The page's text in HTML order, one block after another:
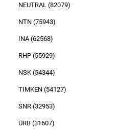
NEUTRAL (82079)
NTN (75943)
INA (62568)
RHP (55929)
NSK (54344)
TIMKEN (54127)
SNR (32953)
URB (31607)